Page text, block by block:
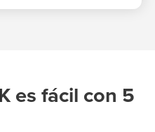
es fácil con 5